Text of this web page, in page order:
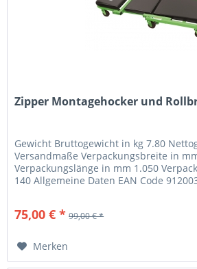
Zipper Montagehocker und
Gewicht Bruttogewicht in kg 7.80
Versandmaße Verpackungsbreite in
Verpackungslänge in mm 1.050
140 Allgemeine Daten EAN Code
75,00 € * 99,00 € *
Merken